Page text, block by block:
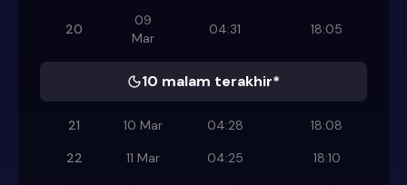
20
09
Mar
04:31 18:05
10 malam terakhir*
21 10 Mar 04:28
18:08
22
11 Mar 04:25
18:10